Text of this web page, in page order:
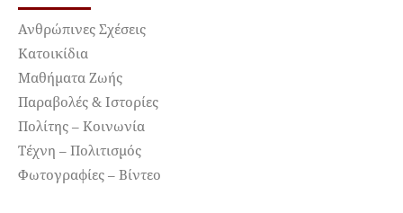
Ανθρώπινες Σχέσεις
Κατοικίδια
Μαθήματα Ζωής
Παραβολές & Ιστορίες
Πολίτης – Κοινωνία
Τέχνη – Πολιτισμός
Φωτογραφίες – Βίντεο